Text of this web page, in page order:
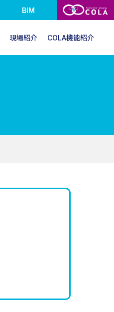
BIM
現場紹介 COLA機能紹介